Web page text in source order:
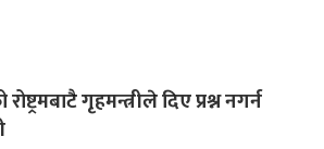
गृहमन्त्रीले दिए प्रश्न नगर्न